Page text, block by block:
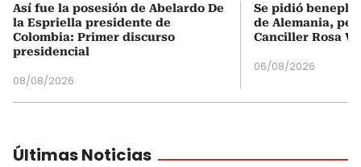
Así fue la posesión de Abelardo De
la Espriella presidente de
Colombia: Primer discurso
presidencial
08/08/2026
Se pidió
de Alemania,
Canciller Rosa
06/08/2026
Últimas Noticias